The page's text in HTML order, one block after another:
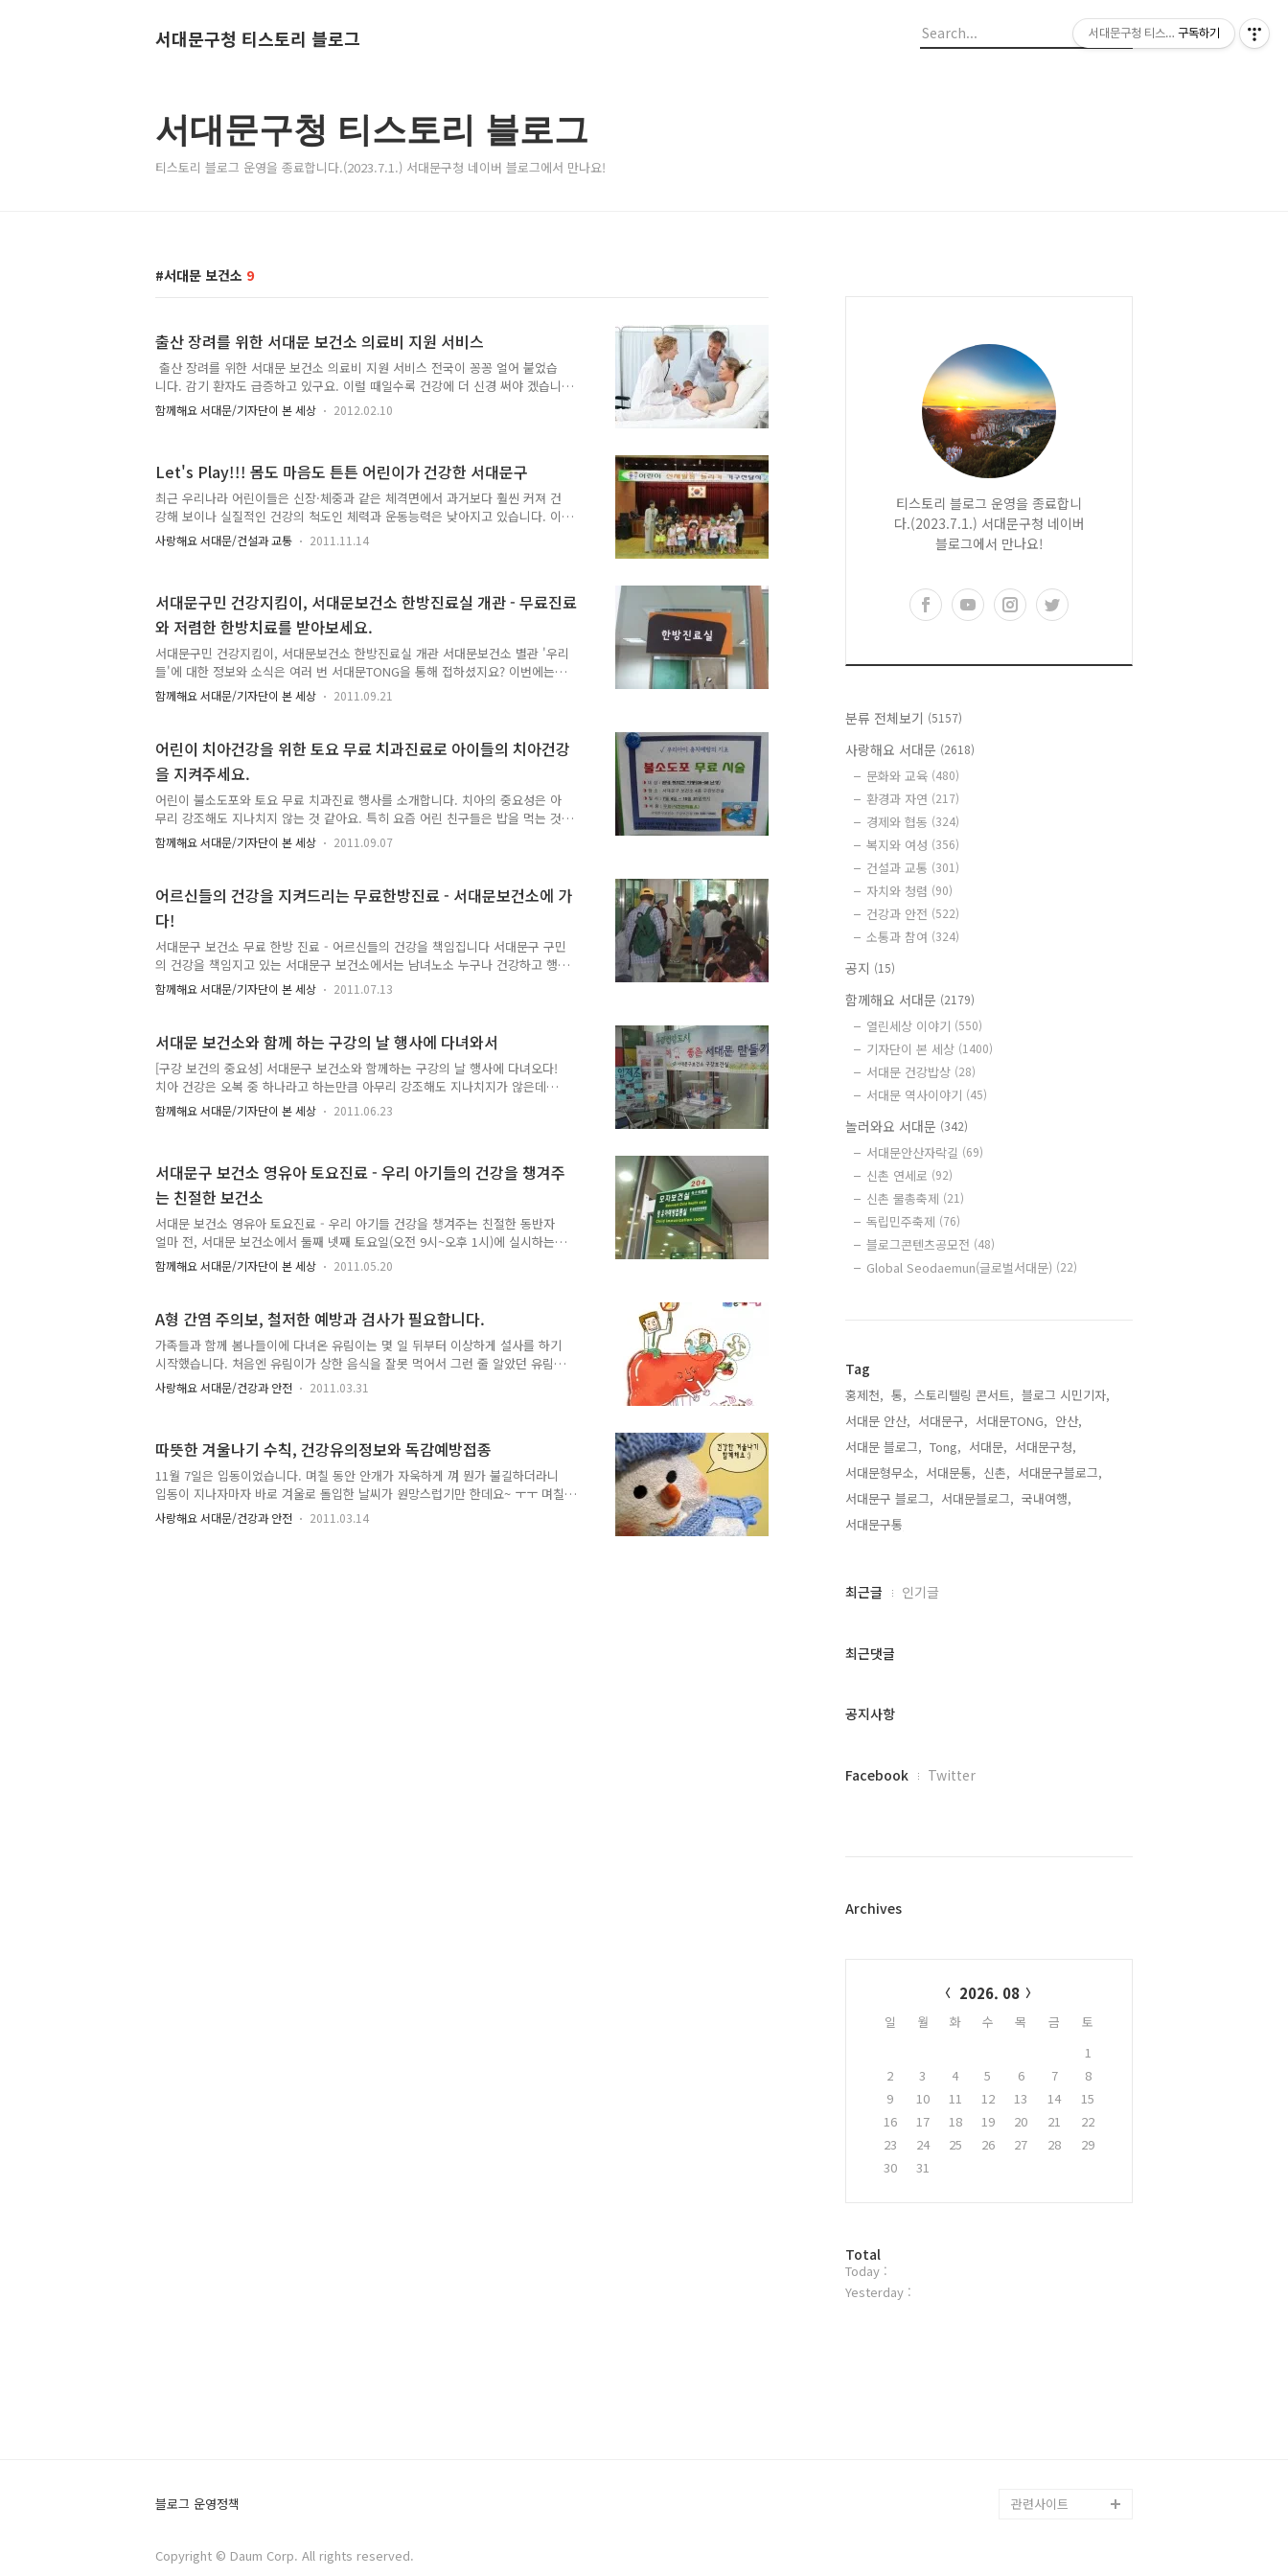
서대문구청 티스토리 블로그
서대문구청 티스토리 블로그
티스토리 블로그 운영을 종료합니다.(2023.7.1.) 서대문구청 네이버 블로그에서 만나요!
서대문 보건소 9
출산 장려를 위한 서대문 보건소 의료비 지원 서비스
출산 장려를 위한 서대문 보건소 의료비 지원 서비스 전국이 꽁꽁 얼어 붙었습
니다. 감기 환자도 급증하고 있구요. 이럴 때일수록 건강에 더 신경 써야 겠습니
다. 2012년 서대문구에서 시행되는 여러 가지 지원 사업 중 출산 관련 의료비 지
원에 대해 TONG이 알려 드릴게요. 꼼꼼하게 잘 보시고 저출산 문제의 해결과
난임시술전 신청 ￭ 내 용 -체외수정시술:1인1회한도액180만원,총4회지원(4회차
는 100만원) -인공수정시술:1인1회한도액50만원,총3회지원 산모신생아도우미 지
원 ￭ 대 상:전국가구월평균소득50%이하의 출산가정 (3인가족직장건..
함께해요 서대문/기자단이 본 세상 2012.02.10
Let's Play!!! 몸도 마음도 튼튼 어린이가 건강한 서대문구
최근 우리나라 어린이들은 신장·체중과 같은 체격면에서 과거보다 훨씬 커져 건
강해 보이나 실질적인 건강의 척도인 체력과 운동능력은 낮아지고 있습니다. 이
는 어린이들의 신체활동 범위가 좁아졌기 때문입니다. 또한 맞벌이 부부가 증가
하면서 서구화 라이프스타일 변화로 인해 어린이들도 비만, 고지혈증, 당뇨병 등
『Let's Play 어린이신체활동늘리기』사업을 시작하였습니다. Let's play 어린
이 신체활동 늘리기 사업은 ? 지역사회와 연계하여 어린이 비만 예방관리프로그
램을 구축하고, 운동과 친해지도록 체험 기회를 제공하므로서 운동 학습효과를
나타내고, 성인기에도 적..
사랑해요 서대문/건설과 교통 2011.11.14
서대문구민 건강지킴이, 서대문보건소 한방진료실 개관 - 무료진료
와 저렴한 한방치료를 받아보세요.
서대문구민 건강지킴이, 서대문보건소 한방진료실 개관 서대문보건소 별관 '우리
들'에 대한 정보와 소식은 여러 번 서대문TONG을 통해 접하셨지요? 이번에는
지난 9월 1일에 개원한 한방진료실에 대한 소식을 알려드리려고 합니다. 한방진
료실은 서대문보건소 별관, 우리들 건물의 3층에 자리잡고 있습니다. ^^밝고 깨
습니다. 65세 이상 어르신은 월 3회까지 무료! - 경제적 부담을 덜어주는 한방진
료실 이곳에서는 구민들의 건강 상담과 혈압체크, 진맥, 약 처방과 침을 시술합
니다. 그리고 한방보험이 적용되는 조제약을 처방합니다. (물리치료기를 사용하
거나 부항을 뜨지는 않습니다.) 65세 이상 어르신은 월 3회까지는 무료이며 3회
이상은 진료..
함께해요 서대문/기자단이 본 세상 2011.09.21
어린이 치아건강을 위한 토요 무료 치과진료로 아이들의 치아건강
을 지켜주세요.
어린이 불소도포와 토요 무료 치과진료 행사를 소개합니다. 치아의 중요성은 아
무리 강조해도 지나치지 않는 것 같아요. 특히 요즘 어린 친구들은 밥을 먹는 것
보다 과자나 초콜릿 등 군것질 거리를 많이 해서 치아건강이 예전에 비해 나빠지
고 있다고합니다. 대책이 시급한데요. 서대문 보건소에서는 구민들, 나아가 어린
지 소식에 대해서 소개해드리려고 합니다. 바로 불소도포와 토요무료치과진료 소
식인데요. 저는 9월 1일(목)에 있었던 취학 전 어린이들의 불소도포와 9월 3일
(토)에 토요무료치과진료에 다녀왔습니다. 취학 전 아동 불소도포 -관심과 꾸준
한 관리가 어린이들의 치아를 건강하게! 먼저 9월 1일에 실시한 취학전 아동 무
료 불소도포는 ..
함께해요 서대문/기자단이 본 세상 2011.09.07
어르신들의 건강을 지켜드리는 무료한방진료 - 서대문보건소에 가
다!
서대문구 보건소 무료 한방 진료 - 어르신들의 건강을 책임집니다 서대문구 구민
의 건강을 책임지고 있는 서대문구 보건소에서는 남녀노소 누구나 건강하고 행
복할 수 있도록 많은 프로그램을 진행하고 있는데요, 특히 관내 65세이상의 어르
신들을 위한 무료 한방 진료를 실시하고 있습니다. 건강한 노년을 보내실 수 있
생님들의 무료 진료 지난 6월 28일 오후 1시, 2층 물리 치료실에서 시작된 진료
는 많은 어르신들이 시작전부터 기다리고 계셨습니다. 지난 4월 부터 매월 1회씩
진료를 받아 벌써 3번째라며 이 날을 기다리신다는 어르신들이 많이 계셨습니다.
서대문관내의 한방 의사 선생님들이 진료를 담당해 주셨습니다. - 혈압 측정 및
건강 상담..
함께해요 서대문/기자단이 본 세상 2011.07.13
서대문 보건소와 함께 하는 구강의 날 행사에 다녀와서
[구강 보건의 중요성] 서대문구 보건소와 함께하는 구강의 날 행사에 다녀오다!
치아 건강은 오복 중 하나라고 하는만큼 아무리 강조해도 지나치지가 않은데
요.^^ 얼마전 '구강보건의 날'이었다는 사실을 아세요? 바로 6월 9일이 구강보건
의 날이었답니다. 그런데 왜 6월 9일이 구강 보건의 날이 되었는지 아세요? 첫
구강의 날을 맞아 행사와 캠페인을 개최했습니다. 찾아가는 구강 건강 상담 6월
9일 (수) 오전 10시 30분 부터 12시까지 서대문노인종합 복지관에서는 구강에 관
한 개인 상담 및 교육, 구강 위생 용품을 전시하고 필요한 분들에게 ..
함께해요 서대문/기자단이 본 세상 2011.06.23
서대문구 보건소 영유아 토요진료 - 우리 아기들의 건강을 챙겨주
는 친절한 보건소
서대문 보건소 영유아 토요진료 - 우리 아기들 건강을 챙겨주는 친절한 동반자
얼마 전, 서대문 보건소에서 둘째 넷째 토요일(오전 9시~오후 1시)에 실시하는
영유아 토요진료 현장을 찾아갔습니다. 맞벌이 부부에게 아기의 건강을 챙기는
것은 정말 쉽지않은 일인데요. 친절한 동반자처럼 토요일에 함께 해주는 보건소
심한 관심이 필요 보건소 2층의 모자 보건실에 들어서는 순간 귀엽고 예쁜 아기
들과 어린 아이들이 엄마의 품에 안겨, 혹은 아빠의 손을 잡고 진찰을 받거나 주
사를 맞고 있었습니다. 평소 같으면 엉엉 울었을 아이들도 왠일인지 엄마 아빠가
곁에 있다는 생각에 안심이 되었나봅니다. 꼬마 숙녀는 무서운 주사바늘도 엄마
가 곁에 있으니 무..
함께해요 서대문/기자단이 본 세상 2011.05.20
A형 간염 주의보, 철저한 예방과 검사가 필요합니다.
가족들과 함께 봄나들이에 다녀온 유림이는 몇 일 뒤부터 이상하게 설사를 하기
시작했습니다. 처음엔 유림이가 상한 음식을 잘못 먹어서 그런 줄 알았던 유림이
어머니는 약국에서 지사제를 사와 유림이에게 먹였답니다. 그런데 유림이의 증세
는 나아지지 않았고 도리어 구토까지 하며 더욱 심해지기만 했어요. 결국 유림이
보통 '깨끗해서 걸리는 질병'으로 잘 알려져있습니다. A형 간염은 왜 걸리는 걸
까요? 봄철이 되면 야외활동이 많아지는데요. 야외활동이 많아질수록 특히나 A
형간염에 대한 주의가 요구된답니다. 그 이유가 과연 뭘까요? A형간염은 A형간
염 바이러스에 ..
사랑해요 서대문/건강과 안전 2011.03.31
따뜻한 겨울나기 수칙, 건강유의정보와 독감예방접종
11월 7일은 입동이었습니다. 며칠 동안 안개가 자욱하게 껴 뭔가 불길하더라니
입동이 지나자마자 바로 겨울로 돌입한 날씨가 원망스럽기만 한데요~ ㅜㅜ 며칠
째 불어오는 매서운 바람에 온몸이 꽁꽁 얼어버릴 것만 같습니다~ 강원 산간지방
에는 이미 얼음이 얼어붙은 지 꽤 됐고 이번주 서울도 진눈깨비로 첫눈을 맞이했
사랑해요 서대문/건강과 안전 2011.03.14
티스토리 블로그 운영을 종료합니
다.(2023.7.1.) 서대문구청 네이버
블로그에서 만나요!
분류 전체보기 (5157)
사랑해요 서대문 (2618)
문화와 교육 (480)
환경과 자연 (217)
경제와 협동 (324)
복지와 여성 (356)
건설과 교통 (301)
자치와 청렴 (90)
건강과 안전 (522)
소통과 참여 (324)
공지 (15)
함께해요 서대문 (2179)
열린세상 이야기 (550)
기자단이 본 세상 (1400)
서대문 건강밥상 (28)
서대문 역사이야기 (45)
놀러와요 서대문 (342)
서대문안산자락길 (69)
신촌 연세로 (92)
신촌 물총축제 (21)
독립민주축제 (76)
블로그콘텐츠공모전 (48)
Global Seodaemun(글로벌서대문) (22)
Tag
홍제천, 통, 스토리텔링 콘서트, 블로그 시민기자,
서대문 안산, 서대문구, 서대문TONG, 안산,
서대문 블로그, Tong, 서대문, 서대문구청,
서대문형무소, 서대문통, 신촌, 서대문구블로그,
서대문구 블로그, 서대문블로그, 국내여행,
서대문구통,
최
과
글
최근글 인기글
최근댓글
공지사항
페
플
Facebook Twitter
Archives
2026. 08
일 월 화 수 목 금
토
1
2
3 4 5 6 7
8
9
10 11 12 13 14
15
16
17 18 19 20 21
22
23
24 25 26 27 28
29
30
31
방
문
자
Total
Today :
Yesterday :
블로그 운영정책
Copyright © Daum Corp. All rights reserved.
관련사이트
서대문구청 티스토리 블로그
구독하기